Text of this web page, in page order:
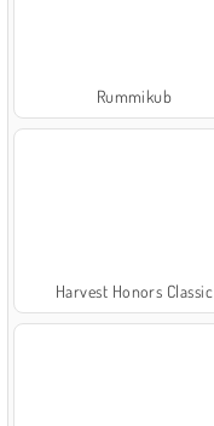
Rummikub
Harvest Honors Classic